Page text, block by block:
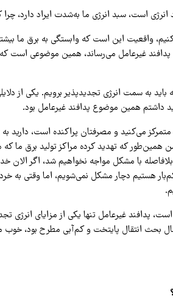
واقعیت این است که وابستگی به برق ما
غیرعامل می‌رساند، همین موضوعی است که
سال پیش گفتم که باید به سمت انرژی تجدیدپذیر برویم. یکی
داشتم همین موضوع پدافند غیرعامل بود.
مراکز تولید برق را در ۱۰ الی ۵۰ نقطه متمرکز می‌کنید و مصرفتان
که تهدید کرده مراکز تولید برق ما که
هستیم دچار مشکل نمی‌شویم، اما وقتی به
پدافند غیرعامل تنها یکی از مزایای انرژی
بحث انتقال پایتخت و کم‌آبی مطرح بود، خوب